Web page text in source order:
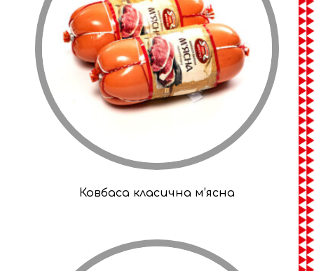
Ковбаса класична м’ясна